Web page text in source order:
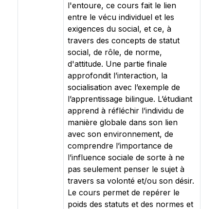
l'entoure, ce cours fait le lien
entre le vécu individuel et les
exigences du social, et ce, à
travers des concepts de statut
social, de rôle, de norme,
d'attitude. Une partie finale
approfondit l’interaction, la
socialisation avec l’exemple de
l’apprentissage bilingue. L’étudiant
apprend à réfléchir l’individu de
manière globale dans son lien
avec son environnement, de
comprendre l’importance de
l’influence sociale de sorte à ne
pas seulement penser le sujet à
travers sa volonté et/ou son désir.
Le cours permet de repérer le
poids des statuts et des normes et